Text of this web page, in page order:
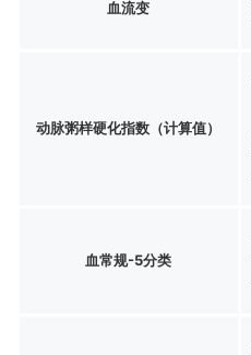
血流变
动脉粥样硬化指数（计算值）
血常规-5分类